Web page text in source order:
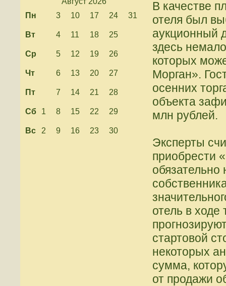
Пн
3 10 17 24 31
Вт 4 11 18 25
Ср 5 12 19 26
Чт 6 13 20 27
Пт 7 14 21 28
Сб 1 8 15 22 29
Вс 2 9 16 23 30
В качестве
отеля был
аукционный
здесь
которых
Морган».
осенних
объекта
млн рублей.
Эксперты
приобрести
обязательно
отель в ходе
стартовой
некоторых
сумма,
от продажи